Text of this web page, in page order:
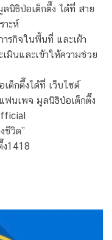
นิธิป่อเต็กตึ๊ง ได้ที่ สาย
าะห์
ารกิจในพื้นที่ และเฝ้า
มินและเข้าให้ความช่วย
ต็กตึ๊งได้ที่ เว็บไซต์
นเพจ มูลนิธิป่อเต็กตึ๊ง
ชีวิต”
1418